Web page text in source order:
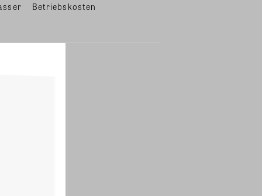
Betriebskosten